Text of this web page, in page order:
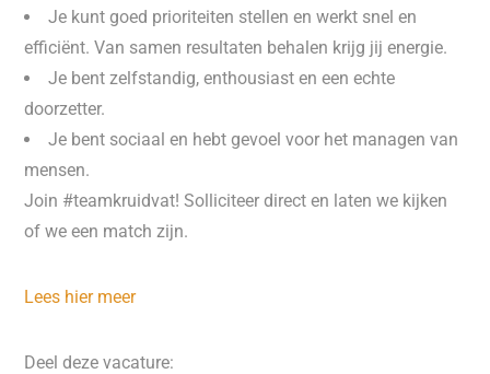
Je kunt goed prioriteiten stellen en werkt snel en
efficiënt. Van samen resultaten behalen krijg jij energie.
Je bent zelfstandig, enthousiast en een echte
doorzetter.
Je bent sociaal en hebt gevoel voor het managen van
mensen.
Join #teamkruidvat! Solliciteer direct en laten we kijken
of we een match zijn.
Lees hier meer
Deel deze vacature: